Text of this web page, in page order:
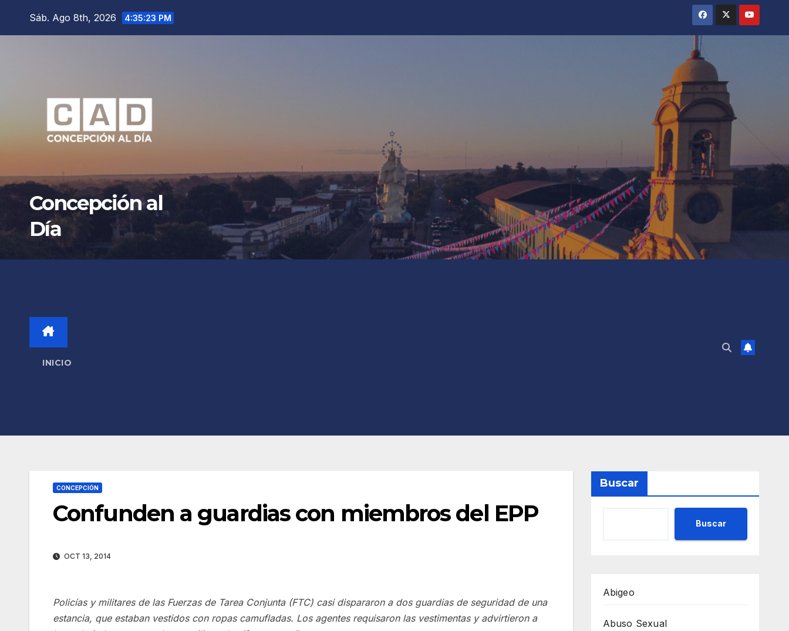
Sáb. Ago 8th, 2026 4:35:24 PM
Concepción al
Día
INICIO
CONCEPCIÓN
Confunden a guardias con miembros del EPP
OCT 13, 2014
Policías y militares de las Fuerzas de Tarea Conjunta (FTC) casi dispararon a dos guardias de seguridad de una
estancia, que estaban vestidos con ropas camufladas. Los agentes requisaron las vestimentas y advirtieron a
Buscar
Buscar
Abigeo
Abuso Sexual